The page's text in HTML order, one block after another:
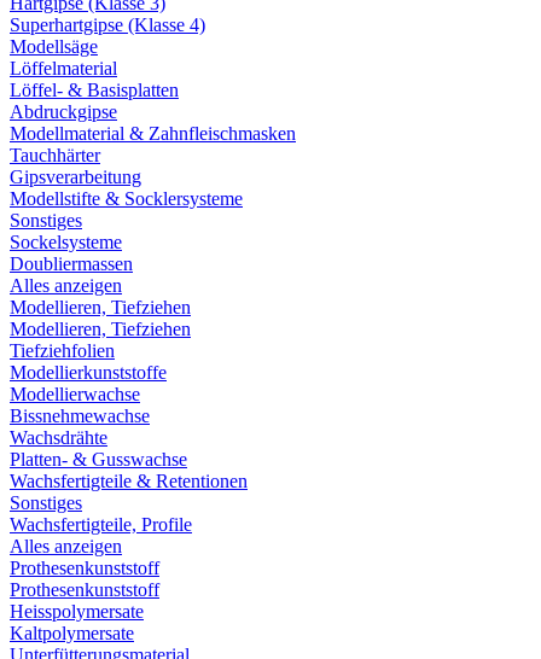
Superhartgipse (Klasse 4)
Modellsäge
Löffelmaterial
Löffel- & Basisplatten
Abdruckgipse
Modellmaterial & Zahnfleischmasken
Tauchhärter
Gipsverarbeitung
Modellstifte & Socklersysteme
Sonstiges
Sockelsysteme
Doubliermassen
Alles anzeigen
Modellieren, Tiefziehen
Modellieren, Tiefziehen
Tiefziehfolien
Modellierkunststoffe
Modellierwachse
Bissnehmewachse
Wachsdrähte
Platten- & Gusswachse
Wachsfertigteile & Retentionen
Sonstiges
Wachsfertigteile, Profile
Alles anzeigen
Prothesenkunststoff
Prothesenkunststoff
Heisspolymersate
Kaltpolymersate
Unterfütterungsmaterial